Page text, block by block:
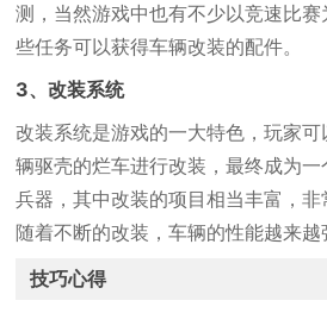
测，当然游戏中也有不少以竞速比
些任务可以获得车辆改装的配件。
3、改装系统
改装系统是游戏的一大特色，玩家
辆驱壳的烂车进行改装，最终成为
兵器，其中改装的项目相当丰富，非
随着不断的改装，车辆的性能越来越
技巧心得